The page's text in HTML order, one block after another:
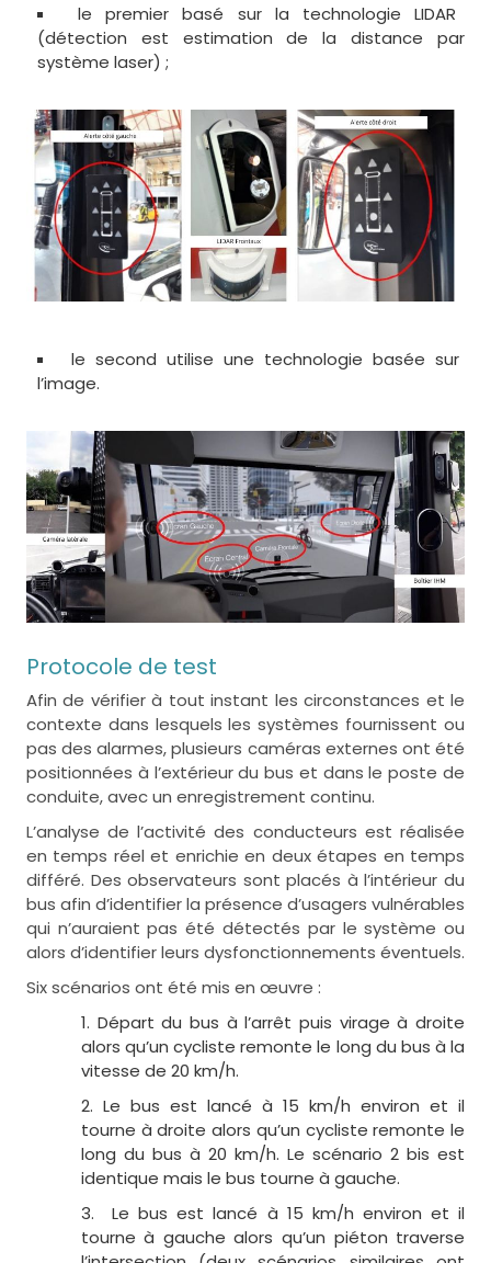
le premier basé sur la technologie LIDAR
(détection est estimation de la distance par
système laser) ;
le second utilise une technologie basée sur
l’image.
Protocole de test
Afin de vérifier à tout instant les circonstances et le
contexte dans lesquels les systèmes fournissent ou
pas des alarmes, plusieurs caméras externes ont été
positionnées à l’extérieur du bus et dans le poste de
conduite, avec un enregistrement continu.
L’analyse de l’activité des conducteurs est réalisée
en temps réel et enrichie en deux étapes en temps
différé. Des observateurs sont placés à l’intérieur du
bus afin d’identifier la présence d’usagers vulnérables
qui n’auraient pas été détectés par le système ou
alors d’identifier leurs dysfonctionnements éventuels.
Six scénarios ont été mis en œuvre :
Départ du bus à l’arrêt puis virage à droite
alors qu’un cycliste remonte le long du bus à la
vitesse de 20 km/h.
Le bus est lancé à 15 km/h environ et il
tourne à droite alors qu’un cycliste remonte le
long du bus à 20 km/h. Le scénario 2 bis est
identique mais le bus tourne à gauche.
Le bus est lancé à 15 km/h environ et il
tourne à gauche alors qu’un piéton traverse